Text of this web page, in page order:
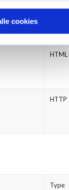
cookies
TYPE
HTML
HTTP
Type